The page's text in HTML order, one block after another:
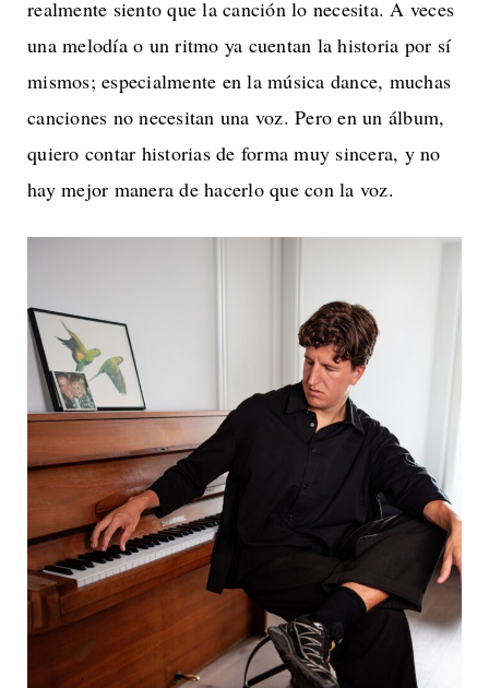
realmente siento que la canción lo necesita. A veces
una melodía o un ritmo ya cuentan la historia por sí
mismos; especialmente en la música dance, muchas
canciones no necesitan una voz. Pero en un álbum,
quiero contar historias de forma muy sincera, y no
hay mejor manera de hacerlo que con la voz.